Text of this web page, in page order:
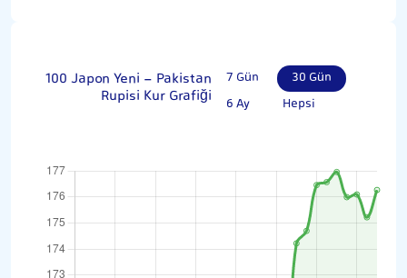
100 Japon Yeni - Pakistan
Rupisi Kur Grafiği
7 Gün
30 Gün
6 Ay
Hepsi